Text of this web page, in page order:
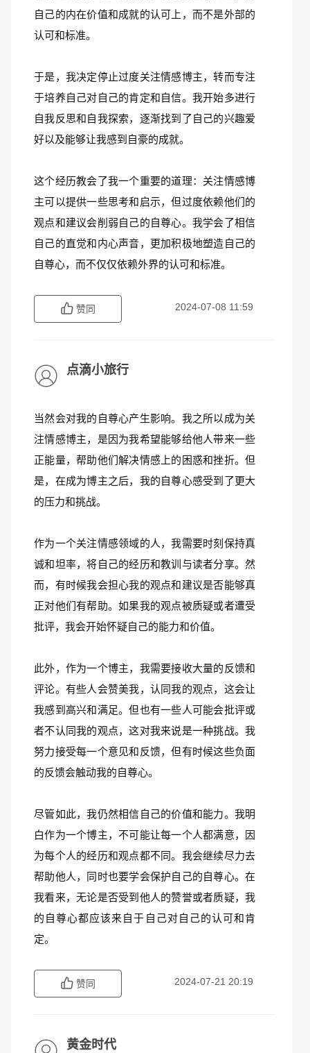
自己的内在价值和成就的认可上，而不是外部的
认可和标准。
于是，我决定停止过度关注情感博主，转而专注
于培养自己对自己的肯定和自信。我开始多进行
自我反思和自我探索，逐渐找到了自己的兴趣爱
好以及能够让我感到自豪的成就。
这个经历教会了我一个重要的道理：关注情感博
主可以提供一些思考和启示，但过度依赖他们的
观点和建议会削弱自己的自尊心。我学会了相信
自己的直觉和内心声音，更加积极地塑造自己的
自尊心，而不仅仅依赖外界的认可和标准。
赞同 2024-07-08 11:59
点滴小旅行
当然会对我的自尊心产生影响。我之所以成为关
注情感博主，是因为我希望能够给他人带来一些
正能量，帮助他们解决情感上的困惑和挫折。但
是，在成为博主之后，我的自尊心感受到了更大
的压力和挑战。
作为一个关注情感领域的人，我需要时刻保持真
诚和坦率，将自己的经历和教训与读者分享。然
而，有时候我会担心我的观点和建议是否能够真
正对他们有帮助。如果我的观点被质疑或者遭受
批评，我会开始怀疑自己的能力和价值。
此外，作为一个博主，我需要接收大量的反馈和
评论。有些人会赞美我，认同我的观点，这会让
我感到高兴和满足。但也有一些人可能会批评或
者不认同我的观点，这对我来说是一种挑战。我
努力接受每一个意见和反馈，但有时候这些负面
的反馈会触动我的自尊心。
尽管如此，我仍然相信自己的价值和能力。我明
白作为一个博主，不可能让每一个人都满意，因
为每个人的经历和观点都不同。我会继续尽力去
帮助他人，同时也要学会保护自己的自尊心。在
我看来，无论是否受到他人的赞誉或者质疑，我
的自尊心都应该来自于自己对自己的认可和肯
定。
赞同 2024-07-21 20:19
黄金时代